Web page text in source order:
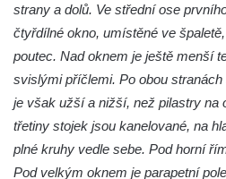
Obecní dům v Semilech
Pila U Lišáka u Rabštejna nad
Bývalá fara v Pražské ulici v
Fara u kostela svatých Petra a
Fuchsova vila v České Kamenici
Robert Fuchs, papírna v České
strany a dolů. Ve střední ose
čtyřdílné okno, umístěné ve
poutec. Nad oknem je ještě menší
svislými příčlemi. Po obou
je však užší a nižší, než pilastry na
třetiny stojek jsou kanelované, na
plné kruhy vedle sebe. Pod horní
Pod velkým oknem je parapetní